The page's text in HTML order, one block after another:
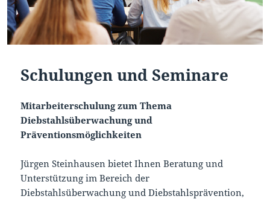
Schulungen und Seminare
Mitarbeiterschulung zum Thema
Diebstahlsüberwachung und
Präventionsmöglichkeiten
Jürgen Steinhausen bietet Ihnen Beratung und
Unterstützung im Bereich der
Diebstahlsüberwachung und Diebstahlsprävention,